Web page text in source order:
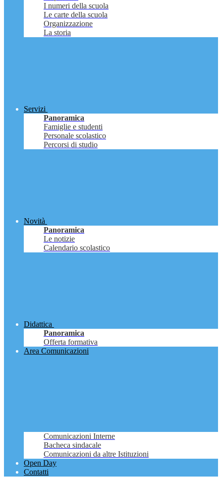
I numeri della scuola
Le carte della scuola
Organizzazione
La storia
Servizi
Panoramica
Famiglie e studenti
Personale scolastico
Percorsi di studio
Novità
Panoramica
Le notizie
Calendario scolastico
Didattica
Panoramica
Offerta formativa
Area Comunicazioni
Comunicazioni Interne
Bacheca sindacale
Comunicazioni da altre Istituzioni
Open Day
Contatti